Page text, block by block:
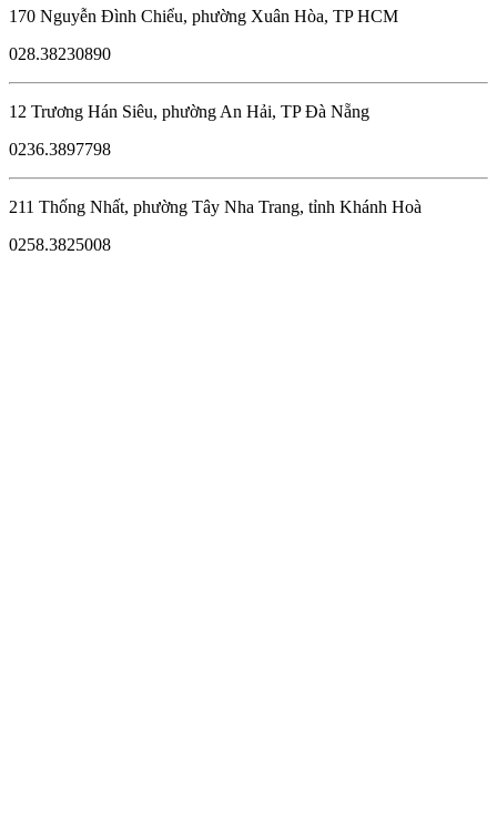
170 Nguyễn Đình Chiểu, phường Xuân Hòa, TP HCM
028.38230890
12 Trương Hán Siêu, phường An Hải, TP Đà Nẵng
0236.3897798
211 Thống Nhất, phường Tây Nha Trang, tỉnh Khánh Hoà
0258.3825008